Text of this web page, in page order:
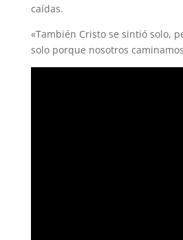
caídas.
«También Cristo se sintió solo,
solo porque nosotros